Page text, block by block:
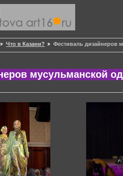
Что в Казани? Фестиваль дизайнеров
мусульманской